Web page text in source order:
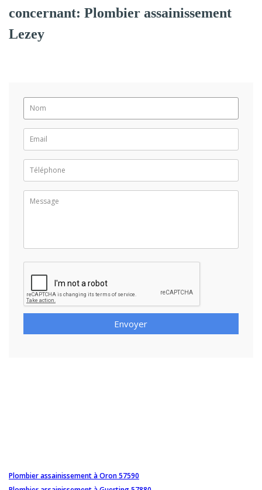
concernant: Plombier assainissement
Lezey
Envoyer
Plombier assainissement à Oron 57590